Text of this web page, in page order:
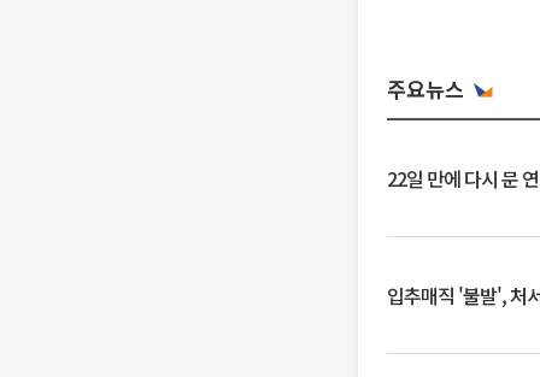
주요뉴스
22일 만에 다시 문
입추매직 '불발', 처